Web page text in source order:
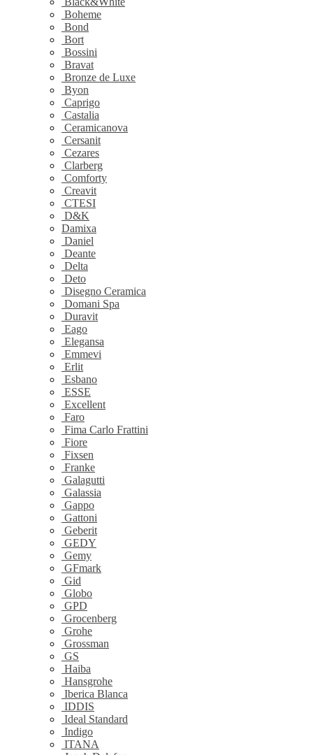
Boheme
Bond
Bort
Bossini
Bravat
Bronze de Luxe
Byon
Caprigo
Castalia
Ceramicanova
Cersanit
Cezares
Clarberg
Comforty
Creavit
CTESI
D&K
Damixa
Daniel
Deante
Delta
Deto
Disegno Ceramica
Domani Spa
Duravit
Eago
Elegansa
Emmevi
Erlit
Esbano
ESSE
Excellent
Faro
Fima Carlo Frattini
Fiore
Fixsen
Franke
Galagutti
Galassia
Gappo
Gattoni
Geberit
GEDY
Gemy
GFmark
Gid
Globo
GPD
Grocenberg
Grohe
Grossman
GS
Haiba
Hansgrohe
Iberica Blanca
IDDIS
Ideal Standard
Indigo
ITANA